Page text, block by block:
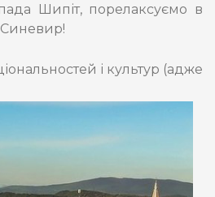
Шипіт, порелаксуємо в
Синевир!
і культур (адже